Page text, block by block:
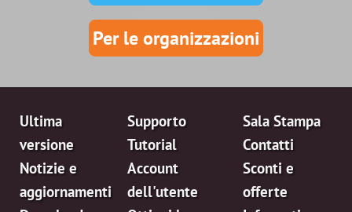
Per le organizzazioni
Ultima
versione
Notizie e
aggiornamenti
Supporto
Tutorial
Account
dell'utente
Sala Stampa
Contatti
Sconti e
offerte